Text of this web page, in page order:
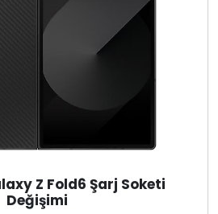
Z Fold6 Şarj Soketi
Değişimi